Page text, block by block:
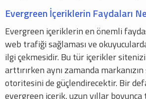
Evergreen İçeriklerin Faydaları
Evergreen içeriklerin en önemli
web trafiği sağlaması ve
ilgi çekmesidir. Bu tür içerikler
arttırırken aynı zamanda
otoritesini de güçlendirecektir. Bir
evergreen içerik, uzun yıllar